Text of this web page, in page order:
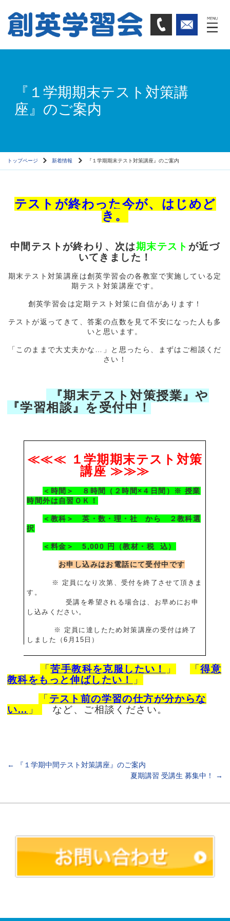
『１学期期末テスト対策講
座』のご案内
トップページ 新着情報 『１学期期末テスト対策講座』のご案内
テストが終わった今が、はじめど
き。
中間テストが終わり、次は期末テスト が近づ
いてきました！
期末テスト対策講座は創英学習会の各教室で実施している定
期テスト対策講座です。
創英学習会は定期テスト対策に自信があります！
テストが返ってきて、答案の点数を見て不安になった人も多
いと思います。
「このままで大丈夫かな…」と思ったら、まずはご相談くだ
さい！
『期末テスト対策授業』や
『学習相談』を受付中！
≪≪≪ １学期期末テスト対策
講座 ≫≫≫
＜時間＞ ８時間（２時間×４日間）
※ 授業
時間外は自習ＯＫ！
＜教科＞ 英・数・理・社 から ２教科選
択
＜料金＞ 5,000 円（教材・税 込）
お申し込みはお電話にて受付中です
※ 定員になり次第、受付を終了させて頂きま
す。
受講を希望される場合は、お早めにお申
し込みください。
※ 定員に達したため対策講座の受付は終了
しました（6月15日）
「苦手教科を克服したい！ 」 「得意
教科をもっと伸ばしたい！
」
「 テスト前の学習の仕方が分からな
い… 」 など、ご相談ください。
←
『１学期中間テスト対策講座』のご案内
夏期講習 受講生 募集中！
→